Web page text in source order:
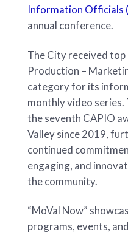
Information Officials
annual conference.
The City received
Production –
category for its
monthly video
the seventh CAPIO
Valley since 2019,
continued
engaging, and
the community.
“MoVal Now”
programs, events,